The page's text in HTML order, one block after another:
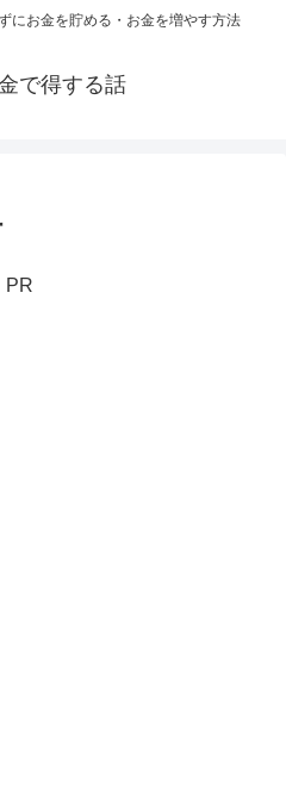
にお金を貯める・お金を増やす方法
で得する話
PR